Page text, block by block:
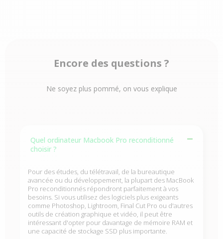
Encore des questions ?
Ne soyez plus pommé, on vous explique
Quel ordinateur Macbook Pro reconditionné
choisir ?
Pour des études, du télétravail, de la bureautique
avancée ou du développement, la plupart des MacBook
Pro reconditionnés répondront parfaitement à vos
besoins. Si vous utilisez des logiciels plus exigeants
comme Photoshop, Lightroom, Final Cut Pro ou d'autres
outils de création graphique et vidéo, il peut être
intéressant d'opter pour davantage de mémoire RAM et
une capacité de stockage SSD plus importante.